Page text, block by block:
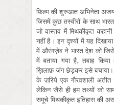
फ़िल्म की शुरुआत अभिनेता
जिसमें कुछ तस्वीरों के साथ भारत
जो वास्तव में मिथकीकृत
नहीं है। इन दृश्यों में यह
में औरंगज़ेब ने भारत देश को
में बताया गया है, तबाह
ख़िलाफ़ जंग छेड़कर इसे बचाया।
के ज़रिये एक गौरवशाली
लेकिन जैसे ही हम तथ्यों को
समूचे मिथकीकृत इतिहास की